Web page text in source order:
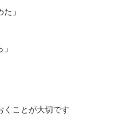
」
くことが大切です